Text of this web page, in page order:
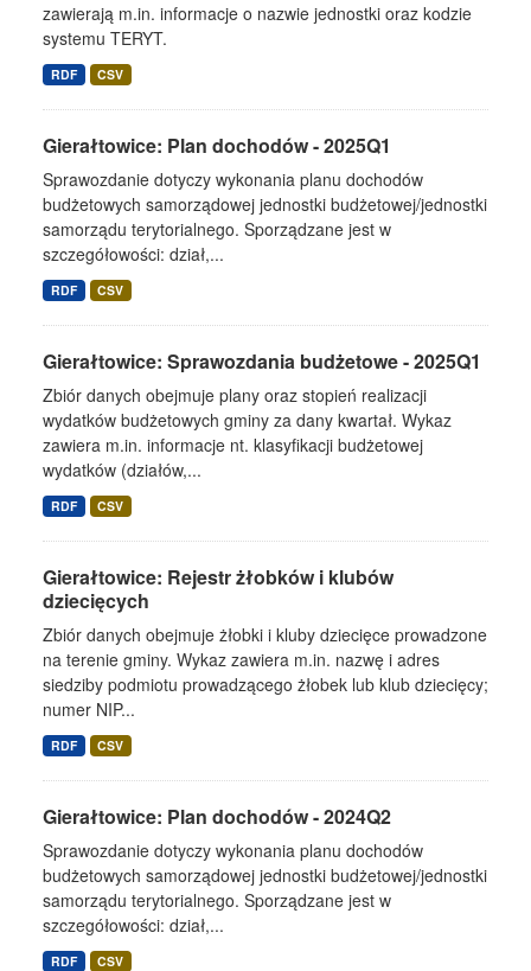
zawierają m.in. informacje o nazwie jednostki oraz kodzie
systemu TERYT.
RDF CSV
Gierałtowice: Plan dochodów - 2025Q1
Sprawozdanie dotyczy wykonania planu dochodów
budżetowych samorządowej jednostki budżetowej/jednostki
samorządu terytorialnego. Sporządzane jest w
szczegółowości: dział,...
RDF CSV
Gierałtowice: Sprawozdania budżetowe - 2025Q1
Zbiór danych obejmuje plany oraz stopień realizacji
wydatków budżetowych gminy za dany kwartał. Wykaz
zawiera m.in. informacje nt. klasyfikacji budżetowej
wydatków (działów,...
RDF CSV
Gierałtowice: Rejestr żłobków i klubów
dziecięcych
Zbiór danych obejmuje żłobki i kluby dziecięce prowadzone
na terenie gminy. Wykaz zawiera m.in. nazwę i adres
siedziby podmiotu prowadzącego żłobek lub klub dziecięcy;
numer NIP...
RDF CSV
Gierałtowice: Plan dochodów - 2024Q2
Sprawozdanie dotyczy wykonania planu dochodów
budżetowych samorządowej jednostki budżetowej/jednostki
samorządu terytorialnego. Sporządzane jest w
szczegółowości: dział,...
RDF CSV